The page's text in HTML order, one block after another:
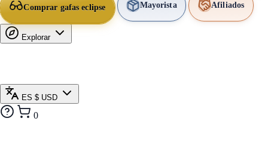
Comprar gafas eclipse Mayorista Afiliados
Explorar
ES $ USD
0